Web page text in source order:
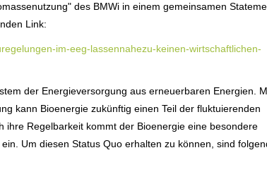
des BMWi in einem gemeinsamen
Link:
im-eeg-lassennahezu-keinen-wirtschaftlichen-
der Energieversorgung aus erneuerbaren Energien.
kann Bioenergie zukünftig einen Teil der fluktuierenden
Regelbarkeit kommt der Bioenergie eine besondere
Um diesen Status Quo erhalten zu können, sind